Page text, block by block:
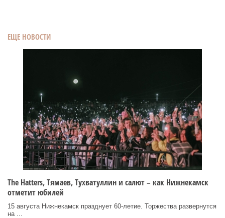
ЕЩЕ НОВОСТИ
Тhe Нatters, Тямаев, Тухватуллин и салют – как Нижнекамск
отметит юбилей
15 августа Нижнекамск празднует 60‑летие. Торжества развернутся
на ...